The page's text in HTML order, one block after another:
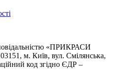
«ПРИКРАСИ
м. Київ, вул. Смілянська,
код згідно ЄДР –